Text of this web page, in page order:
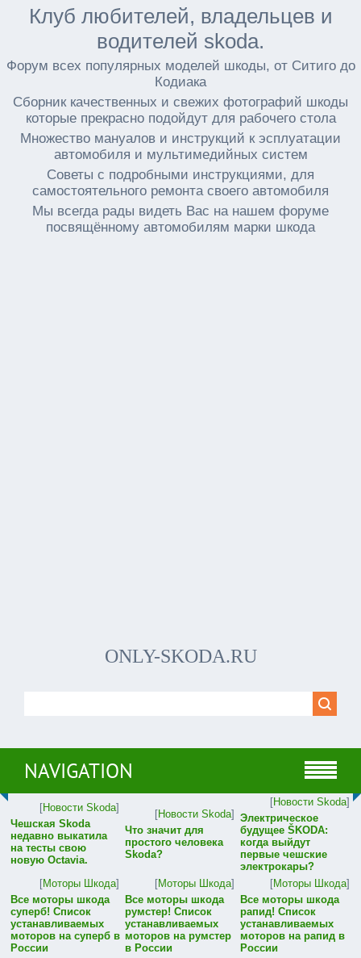
Клуб любителей, владельцев и
водителей skoda.
Форум всех популярных моделей шкоды, от Ситиго до
Кодиака
Сборник качественных и свежих фотографий шкоды
которые прекрасно подойдут для рабочего стола
Множество мануалов и инструкций к эсплуатации
автомобиля и мультимедийных систем
Советы с подробными инструкциями, для
самостоятельного ремонта своего автомобиля
Мы всегда рады видеть Вас на нашем форуме
посвящённому автомобилям марки шкода
ONLY-SKODA.RU
NAVIGATION
[Новости Skoda]
Чешская Skoda
недавно выкатила
на тесты свою
новую Octavia.
[Новости Skoda]
Что значит для
простого человека
Skoda?
[Новости Skoda]
Электрическое
будущее ŠKODA:
когда выйдут
первые чешские
электрокары?
[Моторы Шкода]
Все моторы шкода
суперб! Список
устанавливаемых
моторов на суперб в
России
[Моторы Шкода]
Все моторы шкода
румстер! Список
устанавливаемых
моторов на румстер
в России
[Моторы Шкода]
Все моторы шкода
рапид! Список
устанавливаемых
моторов на рапид в
России